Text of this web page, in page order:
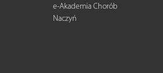
e-Akademia Chorób
Naczyń